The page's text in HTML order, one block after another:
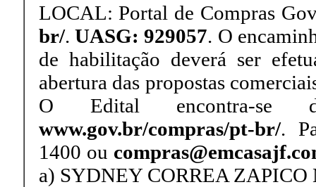
LOCAL: Portal de Compras
br/. UASG: 929057. O
de habilitação deverá ser
abertura das propostas
O Edital encontra-se
www.gov.br/compras/pt-br/.
1400 ou
a) SYDNEY CORREA